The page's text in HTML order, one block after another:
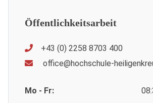
Öffentlichkeitsarbeit
+43 (0) 2258 8703 400
office@hochschule-
Mo - Fr: